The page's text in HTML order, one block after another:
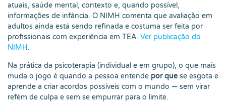
atuais, saúde mental, contexto e, quando possível,
informações de infância. O NIMH comenta que avaliação em
adultos ainda está sendo refinada e costuma ser feita por
profissionais com experiência em TEA. Ver publicação do
NIMH.
Na prática da psicoterapia (individual e em grupo), o que mais
muda o jogo é quando a pessoa entende por que se esgota e
aprende a criar acordos possíveis com o mundo — sem virar
refém de culpa e sem se empurrar para o limite.